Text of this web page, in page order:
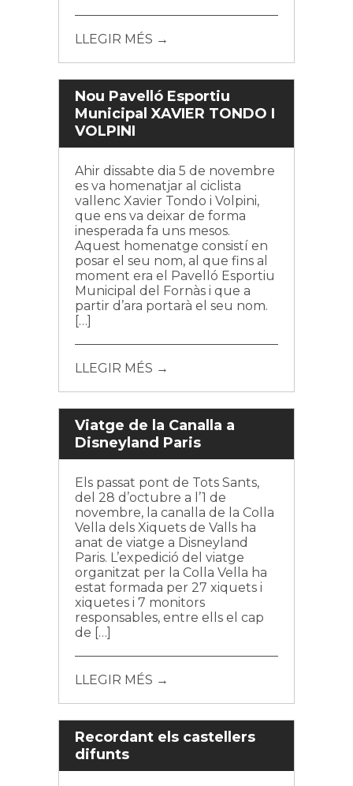
LLEGIR MÉS →
Nou Pavelló Esportiu
Municipal XAVIER TONDO I
VOLPINI
Ahir dissabte dia 5 de novembre
es va homenatjar al ciclista
vallenc Xavier Tondo i Volpini,
que ens va deixar de forma
inesperada fa uns mesos.
Aquest homenatge consistí en
posar el seu nom, al que fins al
moment era el Pavelló Esportiu
Municipal del Fornàs i que a
partir d’ara portarà el seu nom.
[…]
LLEGIR MÉS →
Viatge de la Canalla a
Disneyland Paris
Els passat pont de Tots Sants,
del 28 d’octubre a l’1 de
novembre, la canalla de la Colla
Vella dels Xiquets de Valls ha
anat de viatge a Disneyland
Paris. L’expedició del viatge
organitzat per la Colla Vella ha
estat formada per 27 xiquets i
xiquetes i 7 monitors
responsables, entre ells el cap
de […]
LLEGIR MÉS →
Recordant els castellers
difunts